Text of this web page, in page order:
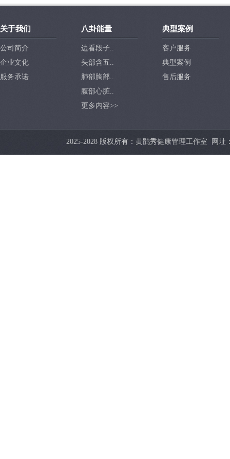
关于我们
公司简介
企业文化
服务承诺
八卦能量
边看段子..
头部含五..
肺部胸部..
腹部心脏..
更多内容>>
典型案例
客户服务
典型案例
售后服务
2025-2028 版权所有：黄鹃秀健康管理工作室 网址